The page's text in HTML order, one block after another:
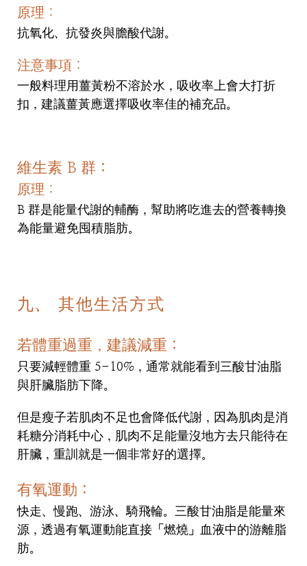
原理：
抗氧化、抗發炎與膽酸代謝。
注意事項：
一般料理用薑黃粉不溶於水，吸收率上會大打折
扣，建議薑黃應選擇吸收率佳的補充品。
維生素 B 群：
原理：
B 群是能量代謝的輔酶，幫助將吃進去的營養轉換
為能量避免囤積脂肪。
九、 其他生活方式
若體重過重，建議減重：
只要減輕體重 5-10%，通常就能看到三酸甘油脂
與肝臟脂肪下降。
但是瘦子若肌肉不足也會降低代謝，因為肌肉是消
耗糖分消耗中心，肌肉不足能量沒地方去只能待在
肝臟，重訓就是一個非常好的選擇。
有氧運動：
快走、慢跑、游泳、騎飛輪。三酸甘油脂是能量來
源，透過有氧運動能直接「燃燒」血液中的游離脂
肪。